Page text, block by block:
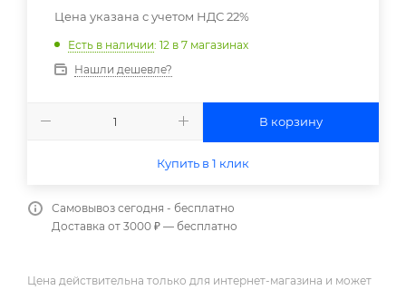
Цена указана с учетом НДС 22%
Есть в наличии: 12 в 7 магазинах
Нашли дешевле?
В корзину
Купить в 1 клик
Самовывоз сегодня - бесплатно
Доставка от 3000 ₽ — бесплатно
Цена действительна только для интернет-магазина и может